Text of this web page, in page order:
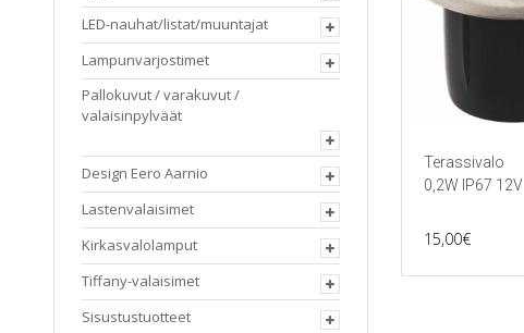
Terassivalo
0,2W IP67 12V
15,00€
LED-nauhat/listat/muuntajat
Lampunvarjostimet
Pallokuvut / varakuvut /
valaisinpylväät
Design Eero Aarnio
Lastenvalaisimet
Kirkasvalolamput
Tiffany-valaisimet
Sisustustuotteet